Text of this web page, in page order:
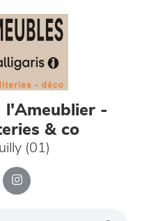
l'Ameublier -
& co
(01)